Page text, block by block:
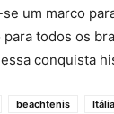
um marco
todos os
conquista
beachtenis Itália